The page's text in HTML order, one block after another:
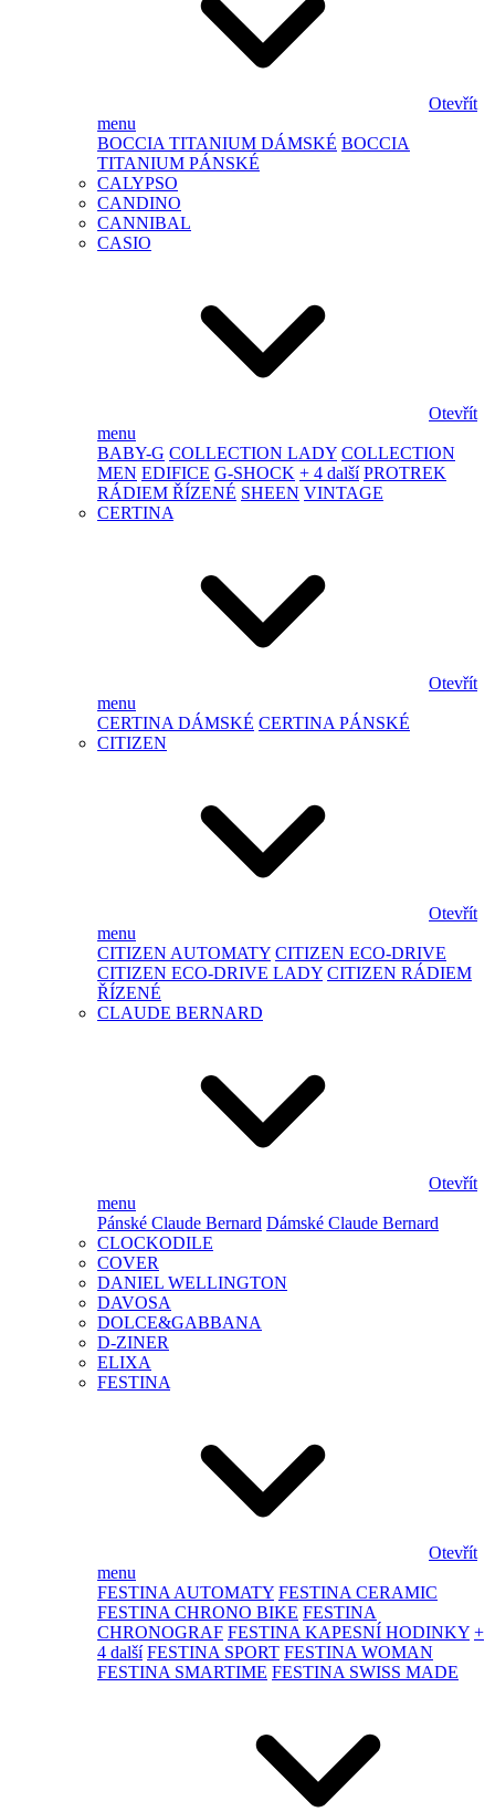
Otevřít
menu
BOCCIA TITANIUM DÁMSKÉ BOCCIA
TITANIUM PÁNSKÉ
CALYPSO
CANDINO
CANNIBAL
CASIO
Otevřít
menu
BABY-G COLLECTION LADY COLLECTION
MEN EDIFICE G-SHOCK + 4 další PROTREK
RÁDIEM ŘÍZENÉ SHEEN VINTAGE
CERTINA
Otevřít
menu
CERTINA DÁMSKÉ CERTINA PÁNSKÉ
CITIZEN
Otevřít
menu
CITIZEN AUTOMATY CITIZEN ECO-DRIVE
CITIZEN ECO-DRIVE LADY CITIZEN RÁDIEM
ŘÍZENÉ
CLAUDE BERNARD
Otevřít
menu
Pánské Claude Bernard Dámské Claude Bernard
CLOCKODILE
COVER
DANIEL WELLINGTON
DAVOSA
DOLCE&GABBANA
D-ZINER
ELIXA
FESTINA
Otevřít
menu
FESTINA AUTOMATY FESTINA CERAMIC
FESTINA CHRONO BIKE FESTINA
CHRONOGRAF FESTINA KAPESNÍ HODINKY +
4 další FESTINA SPORT FESTINA WOMAN
FESTINA SMARTIME FESTINA SWISS MADE